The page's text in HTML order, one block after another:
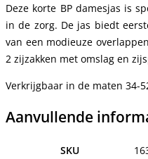
Deze korte BP damesjas is
in de zorg. De jas biedt
van een modieuze
2 zijzakken met omslag en
Verkrijgbaar in de maten 34-
Aanvullende
SKU